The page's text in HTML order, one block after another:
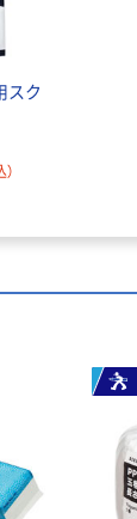
スク
）